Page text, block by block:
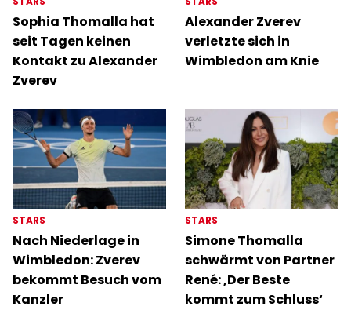
Sophia Thomalla hat
seit Tagen keinen
Kontakt zu Alexander
Zverev
Alexander Zverev
verletzte sich in
Wimbledon am Knie
STARS
Nach Niederlage in
Wimbledon: Zverev
bekommt Besuch vom
Kanzler
STARS
Simone Thomalla
schwärmt von Partner
René: ‚Der Beste
kommt zum Schluss‘